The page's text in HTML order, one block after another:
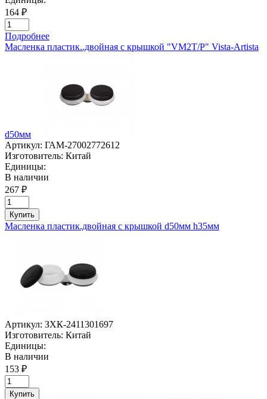
164 ₽
Подробнее
Масленка пластик..двойная с крышкой "VM2T/P" Vista-Artista
d50мм
Артикул: ГАМ-27002772612
Изготовитель: Китай
Единицы:
В наличии
267 ₽
Купить
Масленка пластик.двойная с крышкой d50мм h35мм
Артикул: ЗХК-2411301697
Изготовитель: Китай
Единицы:
В наличии
153 ₽
Купить